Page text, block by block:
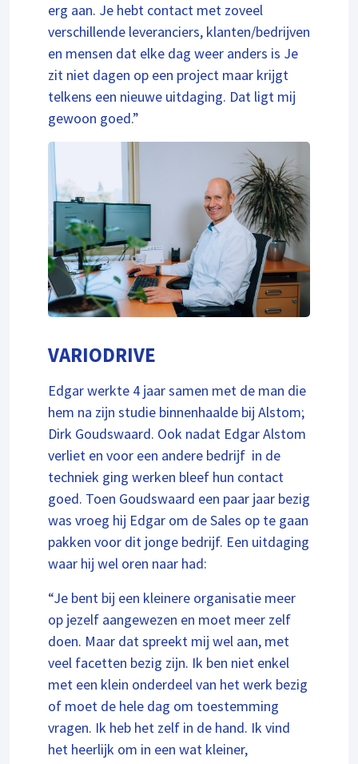
erg aan. Je hebt contact met zoveel
verschillende leveranciers, klanten/bedrijven
en mensen dat elke dag weer anders is Je
zit niet dagen op een project maar krijgt
telkens een nieuwe uitdaging. Dat ligt mij
gewoon goed.”
VARIODRIVE
Edgar werkte 4 jaar samen met de man die
hem na zijn studie binnenhaalde bij Alstom;
Dirk Goudswaard. Ook nadat Edgar Alstom
verliet en voor een andere bedrijf in de
techniek ging werken bleef hun contact
goed. Toen Goudswaard een paar jaar bezig
was vroeg hij Edgar om de Sales op te gaan
pakken voor dit jonge bedrijf. Een uitdaging
waar hij wel oren naar had:
“Je bent bij een kleinere organisatie meer
op jezelf aangewezen en moet meer zelf
doen. Maar dat spreekt mij wel aan, met
veel facetten bezig zijn. Ik ben niet enkel
met een klein onderdeel van het werk bezig
of moet de hele dag om toestemming
vragen. Ik heb het zelf in de hand. Ik vind
het heerlijk om in een wat kleiner,